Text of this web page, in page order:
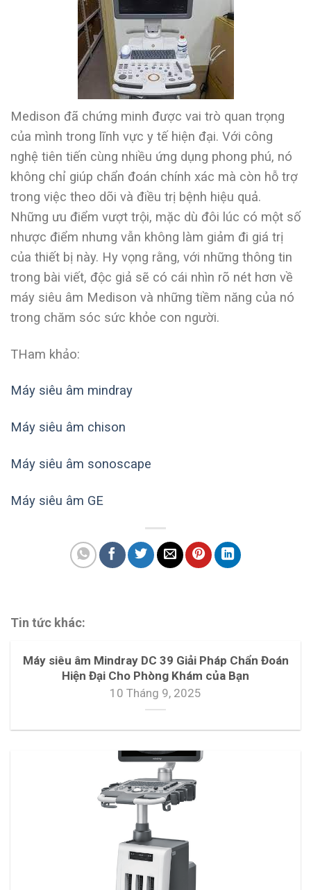
Medison đã chứng minh được vai trò quan trọng
của mình trong lĩnh vực y tế hiện đại. Với công
nghệ tiên tiến cùng nhiều ứng dụng phong phú, nó
không chỉ giúp chẩn đoán chính xác mà còn hỗ trợ
trong việc theo dõi và điều trị bệnh hiệu quả.
Những ưu điểm vượt trội, mặc dù đôi lúc có một số
nhược điểm nhưng vẫn không làm giảm đi giá trị
của thiết bị này. Hy vọng rằng, với những thông tin
trong bài viết, độc giả sẽ có cái nhìn rõ nét hơn về
máy siêu âm Medison và những tiềm năng của nó
trong chăm sóc sức khỏe con người.
THam khảo:
Máy siêu âm mindray
Máy siêu âm chison
Máy siêu âm sonoscape
Máy siêu âm GE
Tin tức khác:
Máy siêu âm Mindray DC 39 Giải Pháp Chẩn Đoán
Hiện Đại Cho Phòng Khám của Bạn
10 Tháng 9, 2025